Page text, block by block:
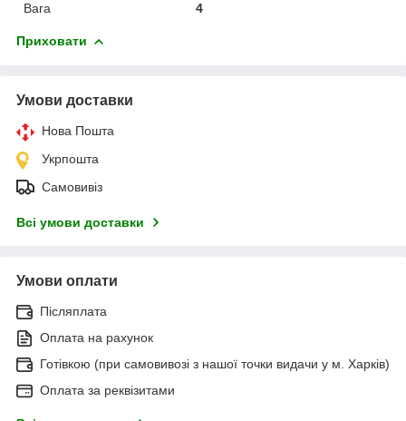
Вага
4
Приховати
Умови доставки
Нова Пошта
Укрпошта
Самовивіз
Всі умови доставки
Умови оплати
Післяплата
Оплата на рахунок
Готівкою (при самовивозі з нашої точки видачи у м. Харків)
Оплата за реквізитами